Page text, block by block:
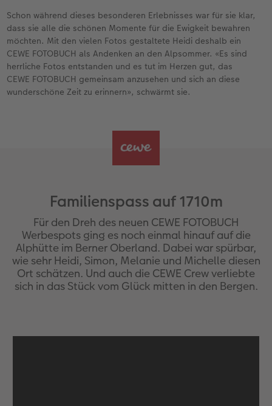
Schon während dieses besonderen Erlebnisses war für sie klar,
dass sie alle die schönen Momente für die Ewigkeit bewahren
möchten. Mit den vielen Fotos gestaltete Heidi deshalb ein
CEWE FOTOBUCH als Andenken an den Alpsommer. «Es sind
herrliche Fotos entstanden und es tut im Herzen gut, das
CEWE FOTOBUCH gemeinsam anzusehen und sich an diese
wunderschöne Zeit zu erinnern», schwärmt sie.
Familienspass auf 1710m
Für den Dreh des neuen CEWE FOTOBUCH
Werbespots ging es noch einmal hinauf auf die
Alphütte im Berner Oberland. Dabei war spürbar,
wie sehr Heidi, Simon, Melanie und Michelle diesen
Ort schätzen. Und auch die CEWE Crew verliebte
sich in das Stück vom Glück mitten in den Bergen.